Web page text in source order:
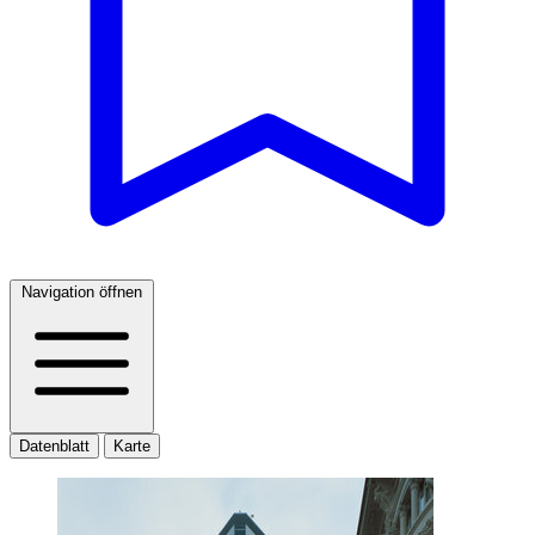
Navigation öffnen
Datenblatt Karte